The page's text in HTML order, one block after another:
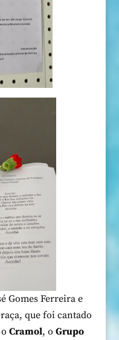
Gomes Ferreira e
que foi cantado
oCramol, oGrupo